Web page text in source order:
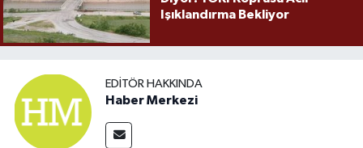
Işıklandırma Bekliyor
EDITÖR HAKKINDA
Haber Merkezi